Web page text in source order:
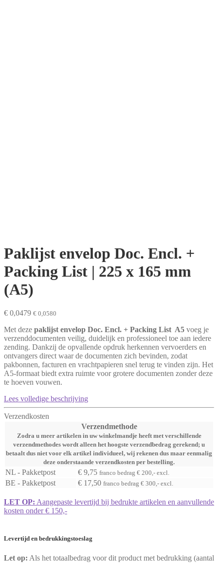
Paklijst envelop Doc. Encl. +
Packing List | 225 x 165 mm
(A5)
€ 0,0479 € 0,0580
Met deze paklijst envelop Doc. Encl. + Packing List A5 voeg je
verzenddocumenten veilig, duidelijk en professioneel toe aan iedere
zending. Dankzij de opvallende opdruk herkennen vervoerders en
ontvangers direct waar de documenten zich bevinden, zodat
pakbonnen, facturen en vrachtpapieren snel terug te vinden zijn. Het
A5-formaat biedt extra ruimte voor grotere documenten zonder deze
te hoeven vouwen.
Lees volledige beschrijving
Verzendkosten
Verzendmethode
Zodra u meer artikelen in uw winkelmandje heeft met verschillende
verzendmethodes wordt alleen het hoogste verzendbedrag gerekend; u
betaalt dus niet voor elk artikel individueel, wij rekenen dus maar eenmalig
deze onderstaande verzendkosten per bestelling.
NL - Pakketpost € 9,75 franco bedrag € 200,- excl.
BE - Pakketpost € 17,50 franco bedrag € 300,- excl.
LET OP: Aangepaste levertijd bij bedrukte artikelen en aanvullende
kosten onder € 150,-
Levertijd en bedrukkingstoeslag
Let op: Als het totaalbedrag voor dit product met bedrukking (aantal